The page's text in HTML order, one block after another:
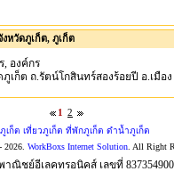
หวัดภูเก็ต, ภูเก็ต
, องค์กร
เก็ต ถ.รัตน์โกสินทร์สองร้อยปี อ.เมือง
1 2
เก็ต เที่ยวภูเก็ต ที่พักภูเก็ต ดำน้ำภูเก็ต
WorkBoxs Internet Solution. All Right
าณิชย์อีเลคทรอนิคส์ เลขที่